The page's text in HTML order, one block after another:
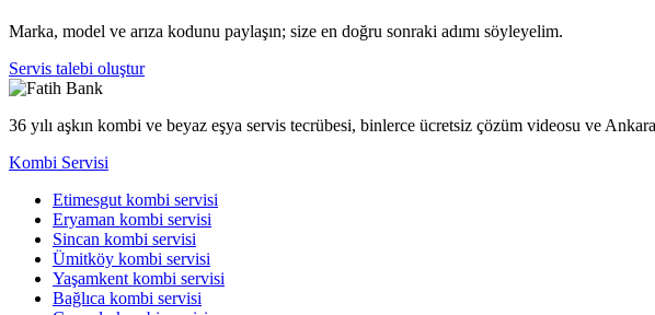
Marka, model ve arıza kodunu paylaşın; size en doğru sonraki adımı söyleyelim.
Servis talebi oluştur
36 yılı aşkın kombi ve beyaz eşya servis tecrübesi, binlerce ücretsiz çözüm videosu ve
Kombi Servisi
Etimesgut kombi servisi
Eryaman kombi servisi
Sincan kombi servisi
Ümitköy kombi servisi
Yaşamkent kombi servisi
Bağlıca kombi servisi